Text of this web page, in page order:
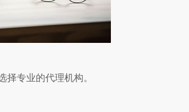
择专业的代理机构。